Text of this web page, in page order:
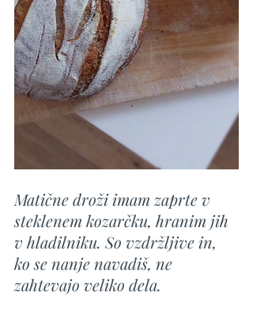
Matične droži imam zaprte v
steklenem kozarčku, hranim jih
v hladilniku. So vzdržljive in,
ko se nanje navadiš, ne
zahtevajo veliko dela.